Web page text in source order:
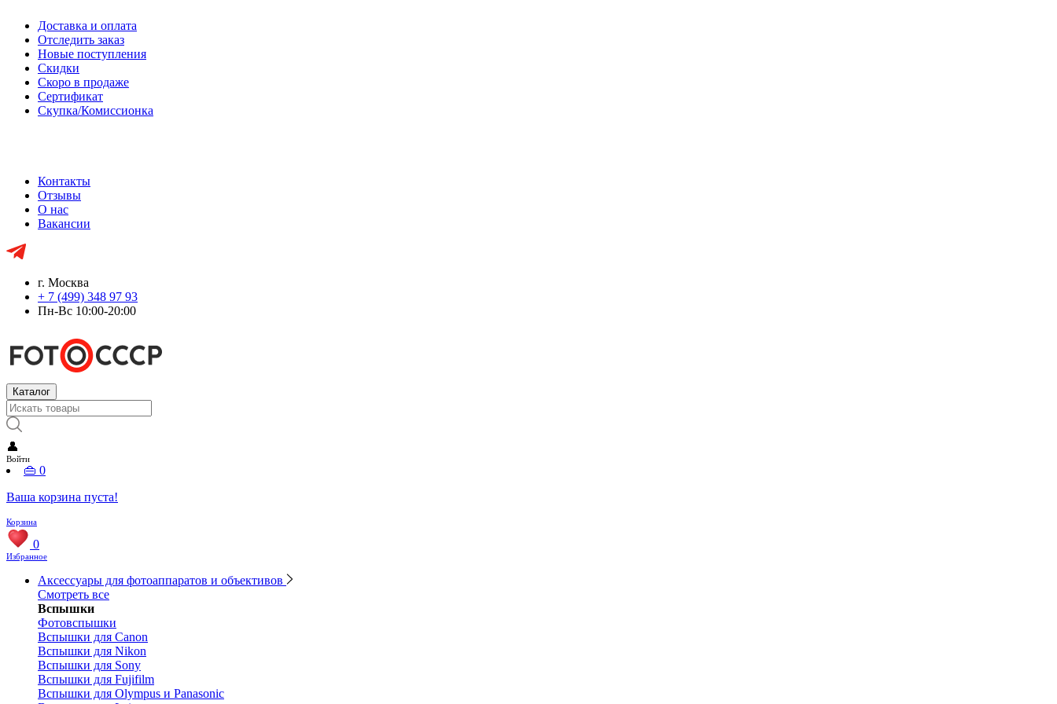
Доставка и оплата
Отследить заказ
Новые поступления
Скидки
Скоро в продаже
Сертификат
Скупка/Комиссионка
Контакты
Отзывы
О нас
Вакансии
г. Москва
+ 7 (499) 348 97 93
Пн-Вс 10:00-20:00
Каталог
👤
Войти
👜 0
Ваша корзина пуста!
Корзина
0
Избранное
Аксессуары для фотоаппаратов и объективов
Смотреть все
Вспышки
Фотовспышки
Вспышки для Canon
Вспышки для Nikon
Вспышки для Sony
Вспышки для Fujifilm
Вспышки для Olympus и Panasonic